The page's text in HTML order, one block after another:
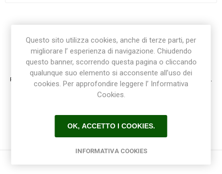
Registrazione / Login
Registrati e accedi al sito per ottenere l'esperienza migliore e ottenere tutti i vantaggi.
Questo sito utilizza cookies, anche di terze parti, per
migliorare l’ esperienza di navigazione. Chiudendo
questo banner, scorrendo questa pagina o cliccando
qualunque suo elemento si acconsente all’uso dei
cookies. Per approfondire leggere l’ Informativa
Cookies.
OK, ACCETTO I COOKIES.
INFORMATIVA COOKIES